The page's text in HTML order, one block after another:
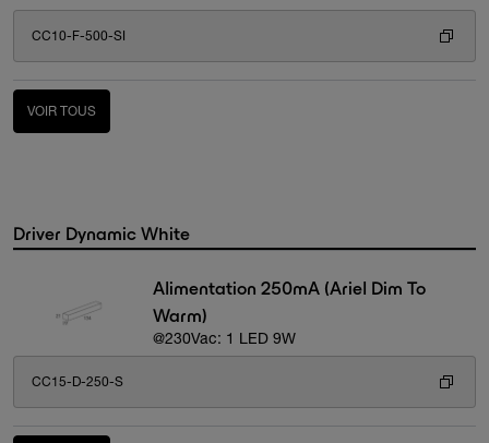
CC10-F-500-SI
VOIR TOUS
Driver Dynamic White
Alimentation 250mA (Ariel Dim To
Warm)
@230Vac: 1 LED 9W
CC15-D-250-S